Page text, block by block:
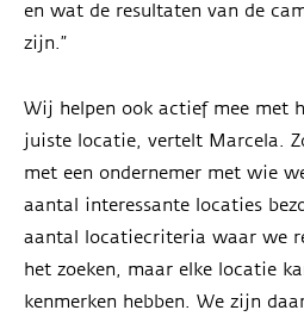
en wat de resultaten van de
zijn.”
Wij helpen ook actief mee met
juiste locatie, vertelt Marcela.
met een ondernemer met wie
aantal interessante locaties
aantal locatiecriteria waar we
het zoeken, maar elke locatie
kenmerken hebben. We zijn